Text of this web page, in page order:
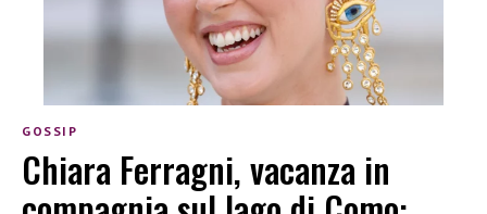
GOSSIP
Chiara Ferragni, vacanza in